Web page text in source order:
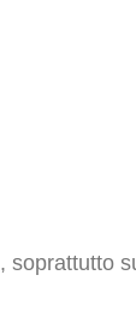
, soprattutto